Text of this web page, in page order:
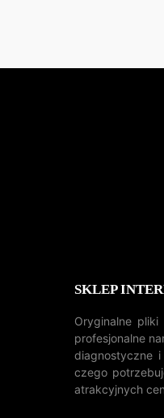
SKLEP
Oryginalne pliki
profesjonalne
diagnostyczne
czego
atrakcyjnych